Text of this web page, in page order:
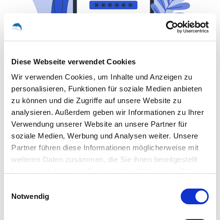
Diese Webseite verwendet Cookies
Wir verwenden Cookies, um Inhalte und Anzeigen zu
personalisieren, Funktionen für soziale Medien anbieten
zu können und die Zugriffe auf unsere Website zu
analysieren. Außerdem geben wir Informationen zu Ihrer
Verwendung unserer Website an unsere Partner für
soziale Medien, Werbung und Analysen weiter. Unsere
Partner führen diese Informationen möglicherweise mit
weiteren Daten zusammen, die Sie ihnen bereitgestellt
Notwendig
Single Sign-On und
Verzeichnisdienst
Mittels Single Sign-On (SSO) entfällt auch die lästige
automatisch an die Anwendung übergeben – komfortabel